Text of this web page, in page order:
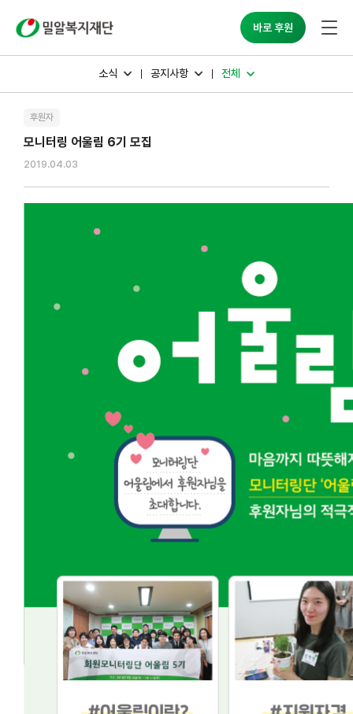
바로 후원
소식 공지사항 전체
후원자
모니터링 어울림 6기 모집
2019.04.03